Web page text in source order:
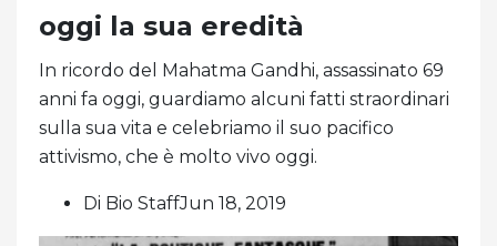
oggi la sua eredità
In ricordo del Mahatma Gandhi, assassinato 69
anni fa oggi, guardiamo alcuni fatti straordinari
sulla sua vita e celebriamo il suo pacifico
attivismo, che è molto vivo oggi.
Di Bio StaffJun 18, 2019